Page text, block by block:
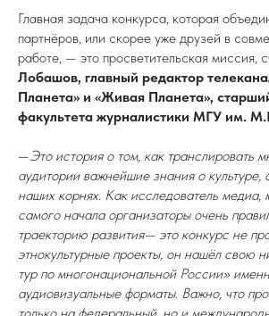
Главная задача конкурса, которая
партнёров, или скорее уже друзей в
работе, — это просветительская миссия,
Лобашов, главный редактор
Планета» и «Живая Планета»,
факультета журналистики МГУ им.
—Это история о том, как транслировать
аудитории важнейшие знания о культуре,
наших корнях. Как исследователь медиа,
самого начала организаторы очень
траекторию развития— это конкурс не
этнокультурные проекты, он нашёл свою
тур по многонациональной России»
аудиовизуальные форматы. Важно, что